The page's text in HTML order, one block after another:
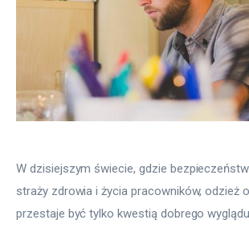
W dzisiejszym świecie, gdzie
straży zdrowia i życia pracowników, odzież
przestaje być tylko kwestią dobrego